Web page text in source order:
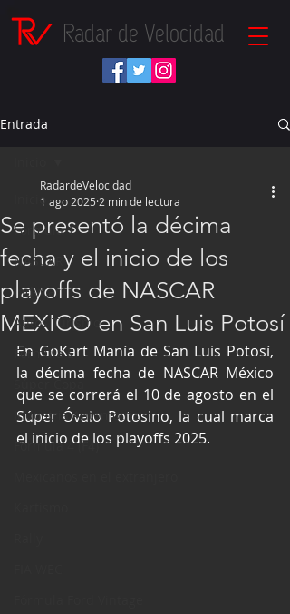
Radar de Velocidad
Entrada
Inicio
Fórmula 1
NASCAR
IndyCar
Autos Turismo
Fórmula E
Súper Copa
Industria Automotriz
Fórmula 4 (F4)
Se presentó la décima
fecha y el inicio de los
playoffs de NASCAR
MEXICO en San Luis Potosí
RadardeVelocidad
1 ago 2025 2 min de lectura
En GoKart Manía de San Luis Potosí,
la décima fecha de NASCAR México
que se correrá el 10 de agosto en el
Súper Óvalo Potosino, la cual marca
el inicio de los playoffs 2025.